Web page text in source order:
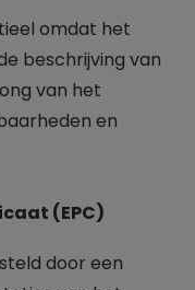
omdat het
beschrijving van
van het
en
(EPC)
door een